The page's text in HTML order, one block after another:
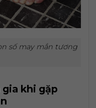
số may mắn tương
khi gặp